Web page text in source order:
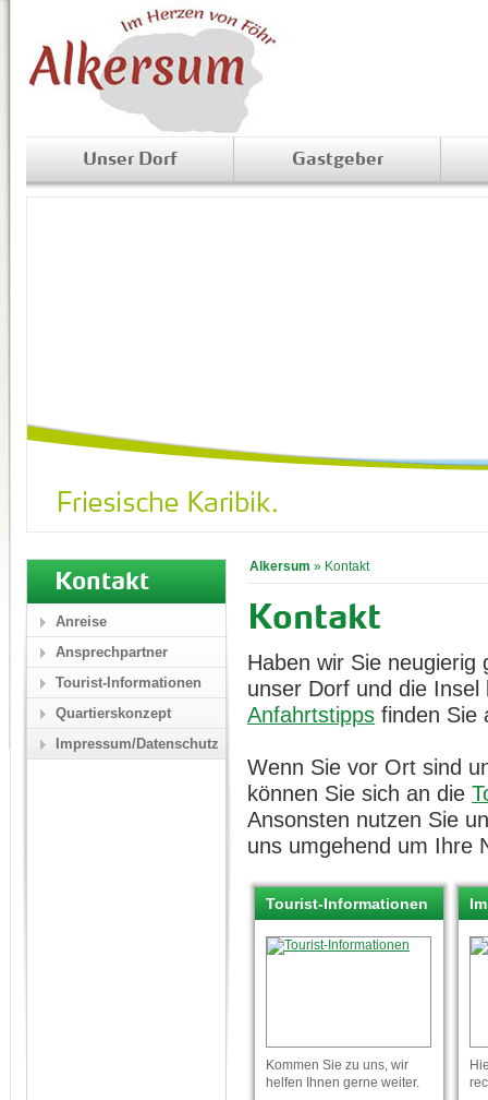
Unser Dorf Gastgeber
Alkersum » Kontakt
Kontakt
Haben wir Sie
unser Dorf und die
Anfahrtstipps finden Sie
Wenn Sie vor Ort sind
können Sie sich an die
Ansonsten nutzen Sie
uns umgehend um Ihre
Tourist-Informationen
Kommen Sie zu uns, wir
helfen Ihnen gerne weiter.
Kontakt
Anreise
Ansprechpartner
Tourist-Informationen
Quartierskonzept
Impressum/Datenschutz